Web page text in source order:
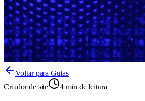
Voltar para Guias
Criador de site
4 min de leitura